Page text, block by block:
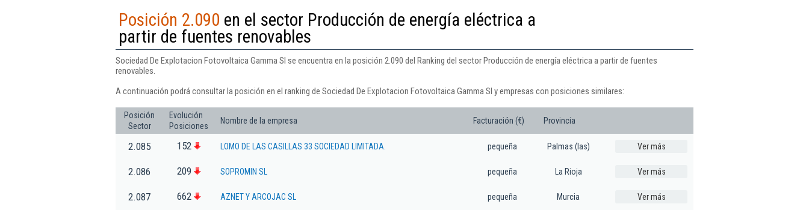
Posición 2.090 en el sector Producción de energía eléctrica a
partir de fuentes renovables
Sociedad De Explotacion Fotovoltaica Gamma Sl se encuentra en la posición 2.090 del Ranking del sector Producción de energía eléctrica a partir de fuentes
renovables.
A continuación podrá consultar la posición en el ranking de Sociedad De Explotacion Fotovoltaica Gamma Sl y empresas con posiciones similares:
Posición
Sector
Evolución
Posiciones
Nombre de la empresa Facturación (€) Provincia
2.085 152 LOMO DE LAS CASILLAS 33 SOCIEDAD LIMITADA. pequeña Palmas (las) Ver más
2.086 209 SOPROMIN SL pequeña La Rioja Ver más
2.087 662 AZNET Y ARCOJAC SL pequeña Murcia Ver más